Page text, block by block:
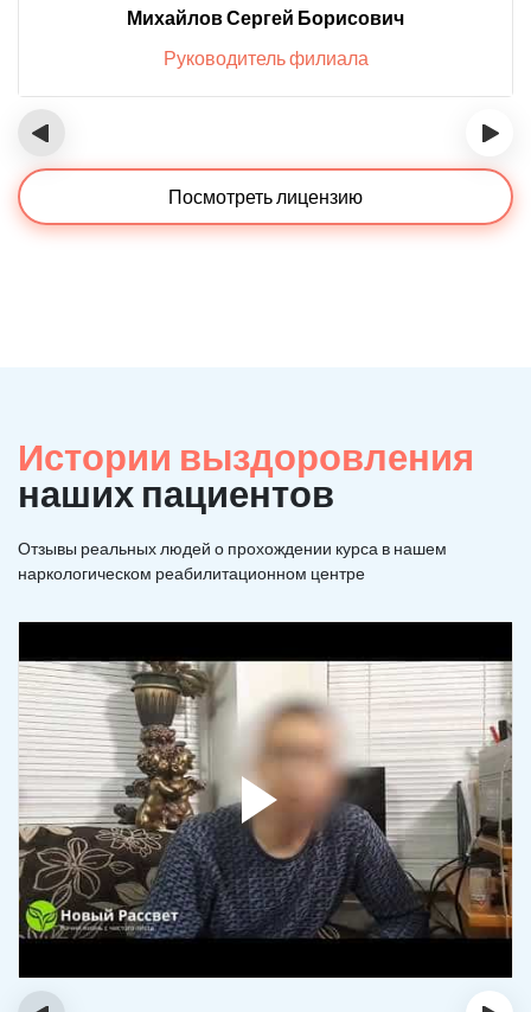
Михайлов Сергей Борисович
Руководитель филиала
‹ ›
Посмотреть лицензию
Истории выздоровления
наших пациентов
Отзывы реальных людей о прохождении курса в нашем
наркологическом реабилитационном центре